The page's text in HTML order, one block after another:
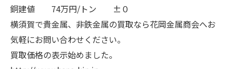
銅建値 74万円/トン ±０
横須賀で貴金属、非鉄金属の買取なら花岡金属商会へお
気軽にお問い合わせください。
買取価格の表示始めました。